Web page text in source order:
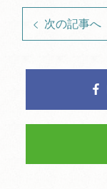
次の記事へ